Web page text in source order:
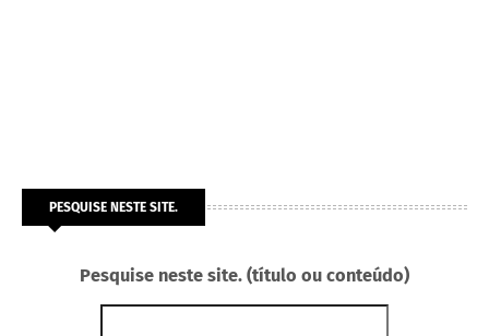
PESQUISE NESTE SITE.
Pesquise neste site. (título ou conteúdo)